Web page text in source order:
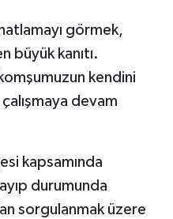
görmek,
büyük kanıtı.
kendini
devam
kapsamında
durumunda
sorgulanmak üzere